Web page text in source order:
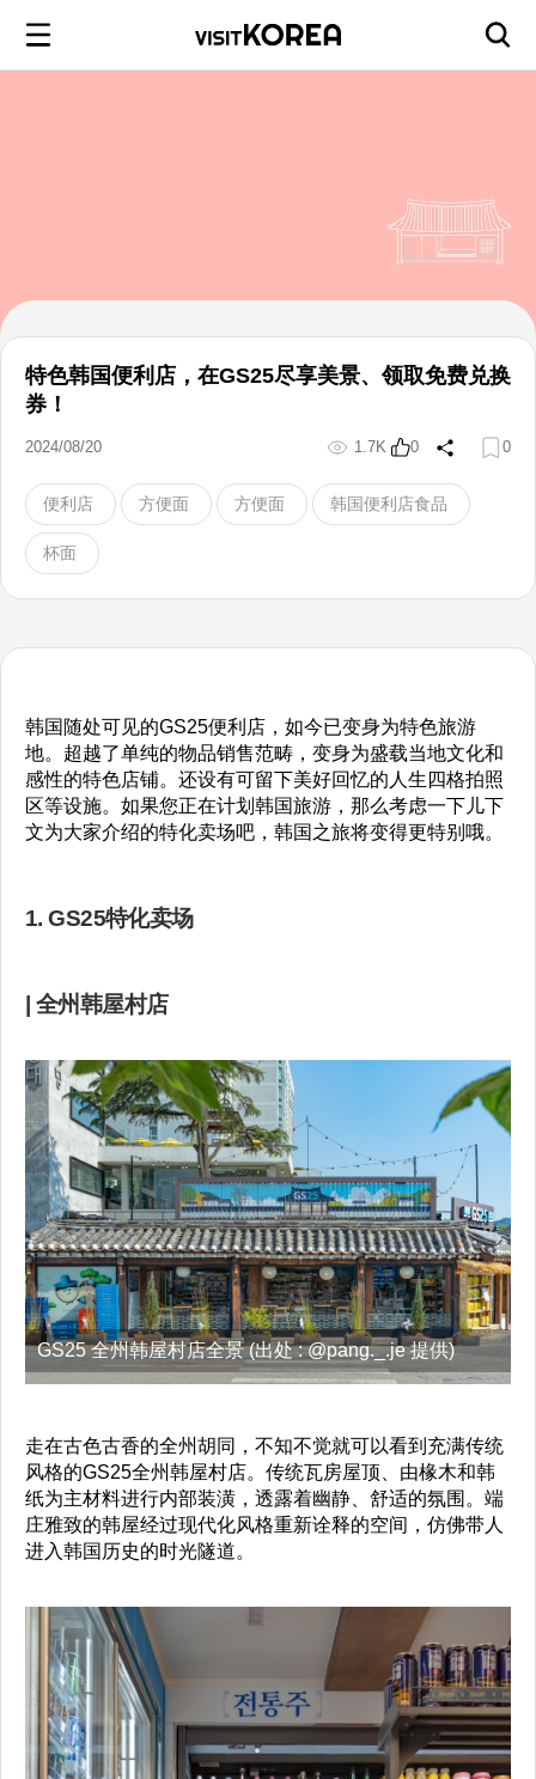
特色韩国便利店，在GS25尽享美景、领取免费兑换
券！
2024/08/20 1.7K 0 0
便利店 方便面 方便面 韩国便利店食品
杯面
韩国随处可见的GS25便利店，如今已变身为特色旅游
地。超越了单纯的物品销售范畴，变身为盛载当地文化和
感性的特色店铺。还设有可留下美好回忆的人生四格拍照
区等设施。如果您正在计划韩国旅游，那么考虑一下儿下
文为大家介绍的特化卖场吧，韩国之旅将变得更特别哦。
1. GS25特化卖场
| 全州韩屋村店
GS25 全州韩屋村店全景 (出处 : @pang._.je 提供)
走在古色古香的全州胡同，不知不觉就可以看到充满传统
风格的GS25全州韩屋村店。传统瓦房屋顶、由椽木和韩
纸为主材料进行内部装潢，透露着幽静、舒适的氛围。端
庄雅致的韩屋经过现代化风格重新诠释的空间，仿佛带人
进入韩国历史的时光隧道。